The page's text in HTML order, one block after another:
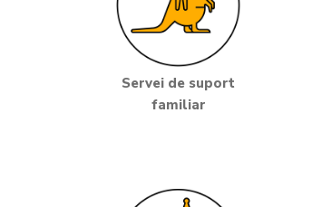
Servei de suport
familiar